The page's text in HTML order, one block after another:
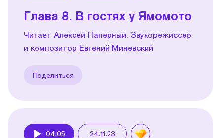
Глава 8. В гостях у Ямомото
Читает Алексей Паперный. Звукорежиссер
и композитор Евгений Миневский
Поделиться
04:05 24.11.23